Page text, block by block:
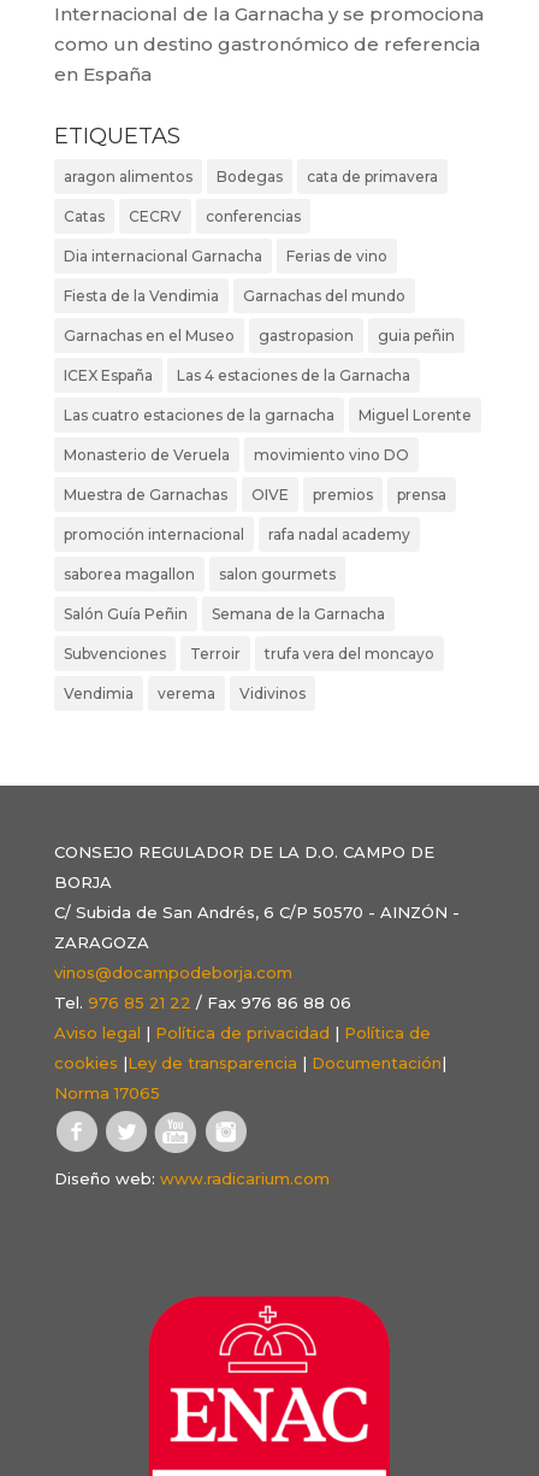
Internacional de la Garnacha y se promociona
como un destino gastronómico de referencia
en España
ETIQUETAS
aragon alimentos Bodegas cata de primavera
Catas CECRV conferencias
Dia internacional Garnacha Ferias de vino
Fiesta de la Vendimia Garnachas del mundo
Garnachas en el Museo gastropasion guia peñin
ICEX España Las 4 estaciones de la Garnacha
Las cuatro estaciones de la garnacha Miguel Lorente
Monasterio de Veruela movimiento vino DO
Muestra de Garnachas OIVE premios prensa
promoción internacional rafa nadal academy
saborea magallon salon gourmets
Salón Guía Peñin Semana de la Garnacha
Subvenciones Terroir trufa vera del moncayo
Vendimia verema Vidivinos
CONSEJO REGULADOR DE LA D.O. CAMPO DE
BORJA
C/ Subida de San Andrés, 6 C/P 50570 - AINZÓN -
ZARAGOZA
vinos@docampodeborja.com
Tel. 976 85 21 22 / Fax 976 86 88 06
Aviso legal | Política de privacidad | Política de
cookies |Ley de transparencia | Documentación|
Norma 17065
Diseño web: www.radicarium.com